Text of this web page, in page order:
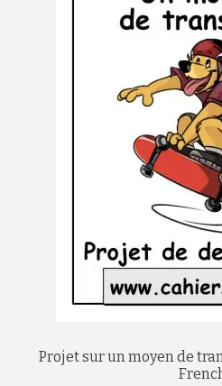
Projet sur un moyen de